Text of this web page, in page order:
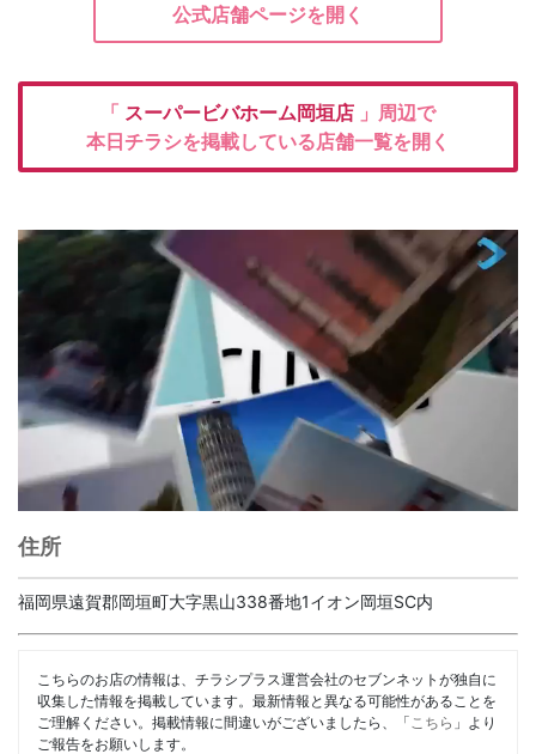
公式店舗ページを開く
「 スーパービバホーム岡垣店 」周辺で
本日チラシを掲載している店舗一覧を開く
住所
福岡県遠賀郡岡垣町大字黒山338番地1イオン岡垣SC内
こちらのお店の情報は、チラシプラス運営会社のセブンネットが独自に
収集した情報を掲載しています。最新情報と異なる可能性があることを
ご理解ください。掲載情報に間違いがございましたら、「 こちら 」より
ご報告をお願いします。